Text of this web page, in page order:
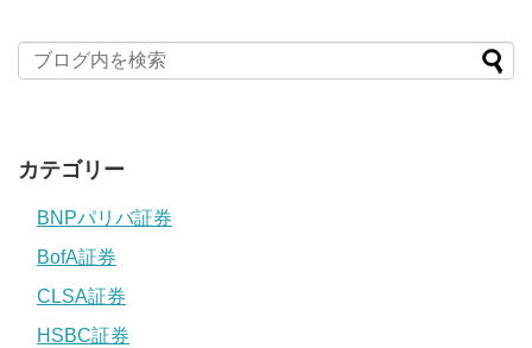
カテゴリー
BNPパリバ証券
BofA証券
CLSA証券
HSBC証券